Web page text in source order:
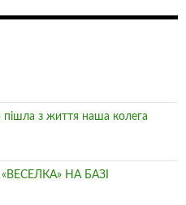
з життя наша колега
НА БАЗІ